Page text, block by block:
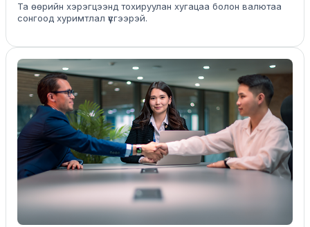
Та өөрийн хэрэгцээнд тохируулан хугацаа болон валютаа
сонгоод хуримтлал үүсгээрэй.